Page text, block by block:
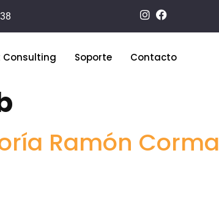
Consulting Soporte Contacto
Ramón Corma